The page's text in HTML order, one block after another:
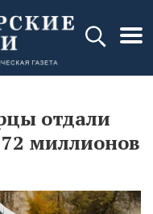
отдали
миллионов